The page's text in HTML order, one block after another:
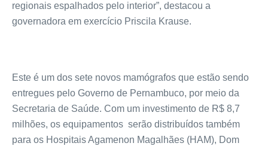
regionais espalhados pelo interior”, destacou a
governadora em exercício Priscila Krause.
Este é um dos sete novos mamógrafos que estão sendo
entregues pelo Governo de Pernambuco, por meio da
Secretaria de Saúde. Com um investimento de R$ 8,7
milhões, os equipamentos serão distribuídos também
para os Hospitais Agamenon Magalhães (HAM), Dom